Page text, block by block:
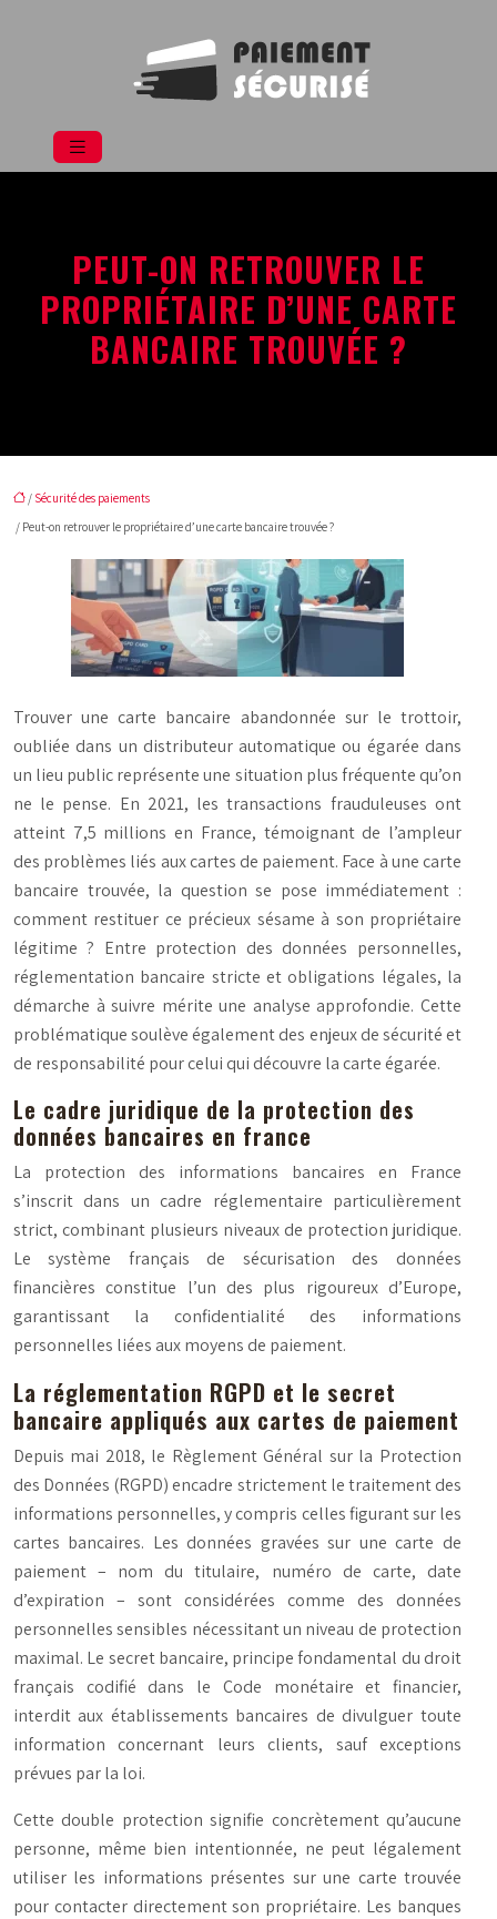
PEUT-ON RETROUVER LE
PROPRIÉTAIRE D’UNE CARTE
BANCAIRE TROUVÉE ?
/ Sécurité des paiements
/ Peut-on retrouver le propriétaire d’une carte bancaire trouvée ?
Trouver une carte bancaire abandonnée sur le trottoir,
oubliée dans un distributeur automatique ou égarée dans
un lieu public représente une situation plus fréquente qu’on
ne le pense. En 2021, les transactions frauduleuses ont
atteint 7,5 millions en France, témoignant de l’ampleur
des problèmes liés aux cartes de paiement. Face à une carte
bancaire trouvée, la question se pose immédiatement :
comment restituer ce précieux sésame à son propriétaire
légitime ? Entre protection des données personnelles,
réglementation bancaire stricte et obligations légales, la
démarche à suivre mérite une analyse approfondie. Cette
problématique soulève également des enjeux de sécurité et
de responsabilité pour celui qui découvre la carte égarée.
Le cadre juridique de la protection des
données bancaires en france
La protection des informations bancaires en France
s’inscrit dans un cadre réglementaire particulièrement
strict, combinant plusieurs niveaux de protection juridique.
Le système français de sécurisation des données
financières constitue l’un des plus rigoureux d’Europe,
garantissant la confidentialité des informations
personnelles liées aux moyens de paiement.
La réglementation RGPD et le secret
bancaire appliqués aux cartes de paiement
Depuis mai 2018, le Règlement Général sur la Protection
des Données (RGPD) encadre strictement le traitement des
informations personnelles, y compris celles figurant sur les
cartes bancaires. Les données gravées sur une carte de
paiement – nom du titulaire, numéro de carte, date
d’expiration – sont considérées comme des données
personnelles sensibles nécessitant un niveau de protection
maximal. Le secret bancaire, principe fondamental du droit
français codifié dans le Code monétaire et financier,
interdit aux établissements bancaires de divulguer toute
information concernant leurs clients, sauf exceptions
prévues par la loi.
Cette double protection signifie concrètement qu’aucune
personne, même bien intentionnée, ne peut légalement
utiliser les informations présentes sur une carte trouvée
pour contacter directement son propriétaire. Les banques